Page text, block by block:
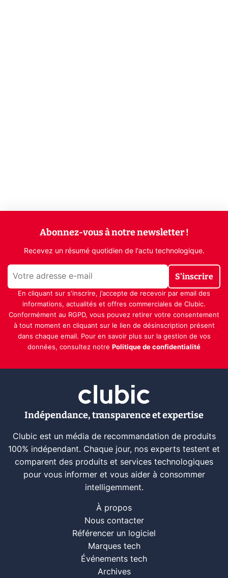
Abonnez-vous à notre newsletter !
Recevez un résumé quotidien de l'actu technologique.
S'inscrire
En cliquant sur s'inscrire, j’accepte de recevoir par email des
informations, actualités et offres commerciales de Clubic.
Conformément au RGPD, vous pouvez retirer votre consentement
à tout moment en cliquant sur le lien de désinscription présent
dans chaque email. Pour en savoir plus sur la gestion de vos
données, consultez notre Politique de confidentialité
Indépendance, transparence et expertise
Clubic est un média de recommandation de produits
100% indépendant. Chaque jour, nos experts testent et
comparent des produits et services technologiques
pour vous informer et vous aider à consommer
intelligemment.
À propos
Nous contacter
Référencer un logiciel
Marques tech
Événements tech
Archives